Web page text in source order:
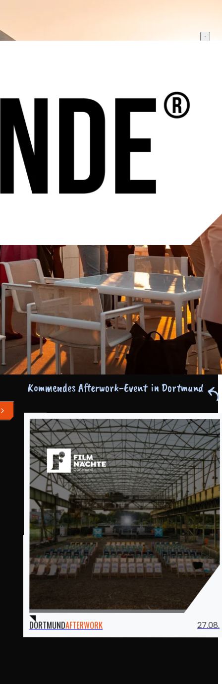
Kommendes Afterwork-Event in Dortmund
DORTMUNDAFTERWORK 27.08.